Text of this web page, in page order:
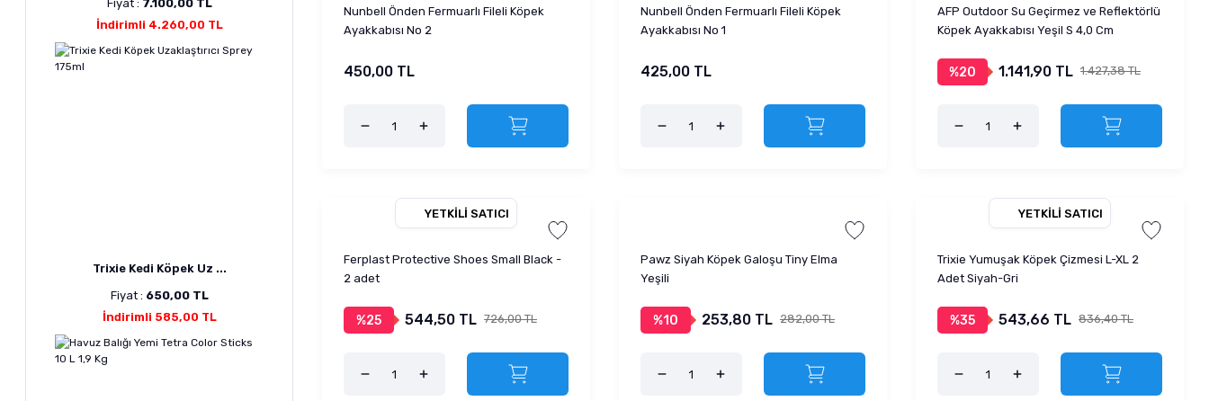
Fiyat : 7.100,00 TL
İndirimli 4.260,00 TL
Trixie Kedi Köpek Uz ...
Fiyat : 650,00 TL
İndirimli 585,00 TL
Nunbell Önden Fermuarlı Fileli Köpek
Ayakkabısı No 2
450,00 TL
Nunbell Önden Fermuarlı Fileli Köpek
Ayakkabısı No 1
425,00 TL
AFP Outdoor Su Geçirmez ve Reflektörlü
Köpek Ayakkabısı Yeşil S 4,0 Cm
%20 1.141,90 TL 1.427,38 TL
YETKILI SATICI
Ferplast Protective Shoes Small Black -
2 adet
%25 544,50 TL 726,00 TL
Pawz Siyah Köpek Galoşu Tiny Elma
Yeşili
%10 253,80 TL 282,00 TL
YETKILI SATICI
Trixie Yumuşak Köpek Çizmesi L-XL 2
Adet Siyah-Gri
%35 543,66 TL 836,40 TL